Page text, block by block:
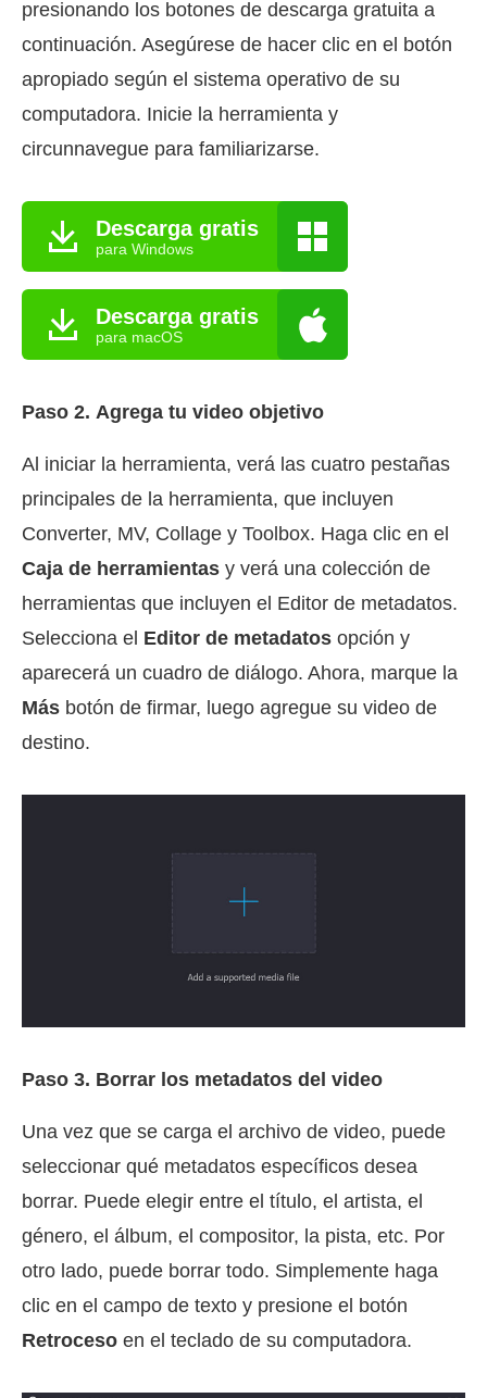
presionando los botones de descarga gratuita a
continuación. Asegúrese de hacer clic en el botón
apropiado según el sistema operativo de su
computadora. Inicie la herramienta y
circunnavegue para familiarizarse.
Descarga gratis
para Windows
Descarga gratis
para macOS
Paso 2. Agrega tu video objetivo
Al iniciar la herramienta, verá las cuatro pestañas
principales de la herramienta, que incluyen
Converter, MV, Collage y Toolbox. Haga clic en el
Caja de herramientas y verá una colección de
herramientas que incluyen el Editor de metadatos.
Selecciona el Editor de metadatos opción y
aparecerá un cuadro de diálogo. Ahora, marque la
Más botón de firmar, luego agregue su video de
destino.
Paso 3. Borrar los metadatos del video
Una vez que se carga el archivo de video, puede
seleccionar qué metadatos específicos desea
borrar. Puede elegir entre el título, el artista, el
género, el álbum, el compositor, la pista, etc. Por
otro lado, puede borrar todo. Simplemente haga
clic en el campo de texto y presione el botón
Retroceso en el teclado de su computadora.